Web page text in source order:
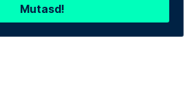
Mutasd!